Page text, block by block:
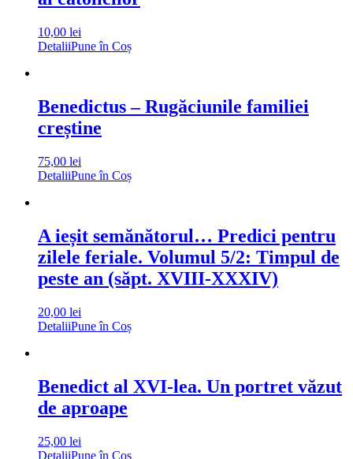
10,00 lei
DetaliiPune în Coș
Benedictus – Rugăciunile familiei
creștine
75,00 lei
DetaliiPune în Coș
A ieșit semănătorul… Predici pentru
zilele feriale. Volumul 5/2: Timpul de
peste an (săpt. XVIII-XXXIV)
20,00 lei
DetaliiPune în Coș
Benedict al XVI-lea. Un portret văzut
de aproape
25,00 lei
DetaliiPune în Coș